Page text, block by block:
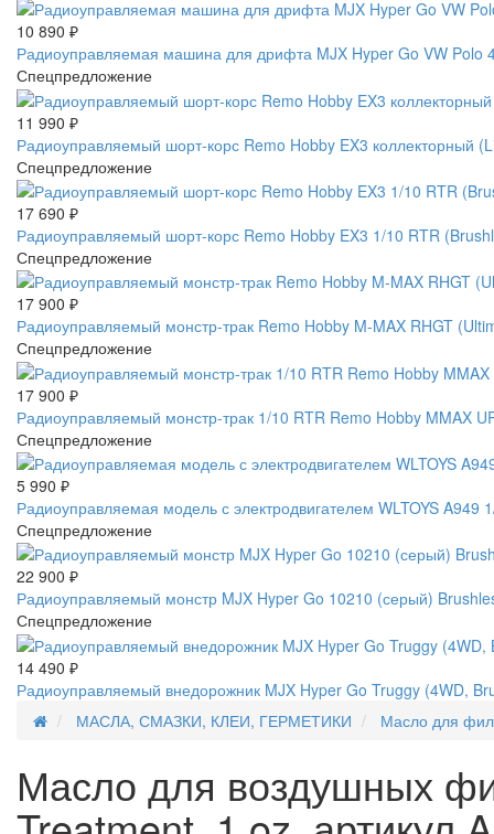
10 890 ₽
Радиоуправляемая машина для дрифта MJX Hyper Go VW Polo
Спецпредложение
11 990 ₽
Радиоуправляемый шорт-корс Remo Hobby EX3 коллекторный
Спецпредложение
17 690 ₽
Радиоуправляемый шорт-корс Remo Hobby EX3 1/10 RTR
Спецпредложение
17 900 ₽
Радиоуправляемый монстр-трак Remo Hobby M-MAX RHGT
Спецпредложение
17 900 ₽
Радиоуправляемый монстр-трак 1/10 RTR Remo Hobby MMAX
Спецпредложение
5 990 ₽
Радиоуправляемая модель с электродвигателем WLTOYS A949
Спецпредложение
22 900 ₽
Радиоуправляемый монстр MJX Hyper Go 10210 (серый)
Спецпредложение
14 490 ₽
Радиоуправляемый внедорожник MJX Hyper Go Truggy (4WD,
МАСЛА, СМАЗКИ, КЛЕИ, ГЕРМЕТИКИ
Масло для
Масло для воздушных